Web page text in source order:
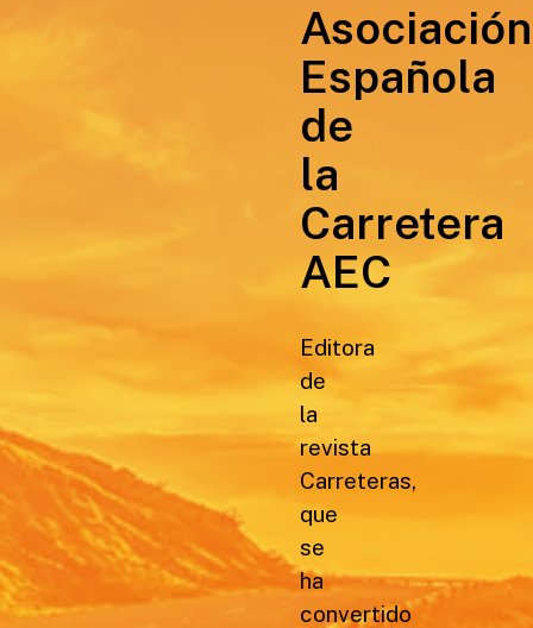
Asociación
Española
de
la
Carretera
AEC
Editora
de
la
revista
Carreteras,
que
se
ha
convertido